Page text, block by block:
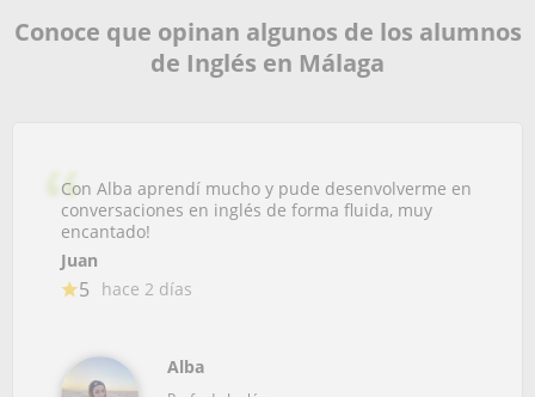
Conoce que opinan algunos de los alumnos
de Inglés en Málaga
Con Alba aprendí mucho y pude desenvolverme en
conversaciones en inglés de forma fluida, muy
encantado!
Juan
5 hace 2 días
Alba